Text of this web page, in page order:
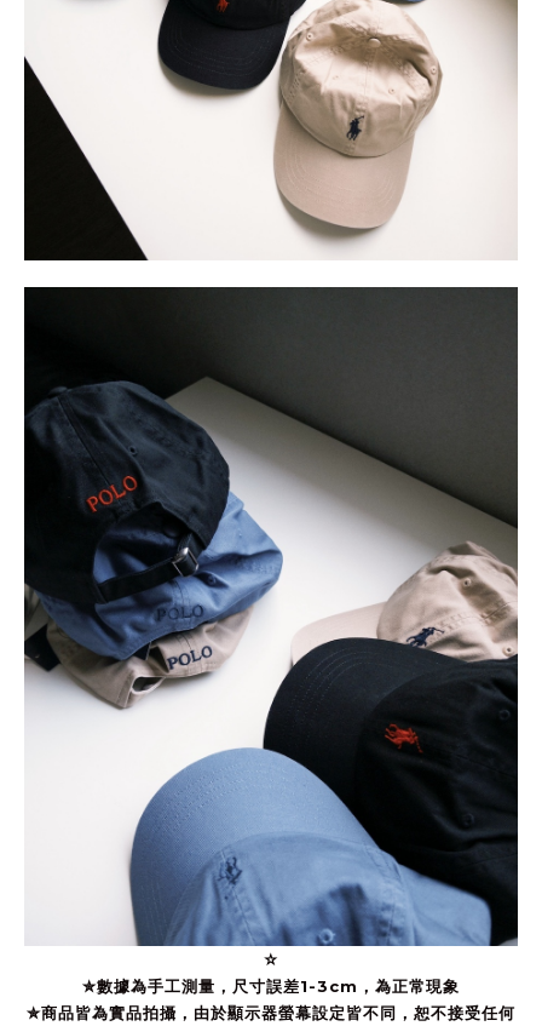
☆
✮數據為手工測量，尺寸誤差1-3cm，為正常現象
✮商品皆為實品拍攝， 由於顯示器螢幕設定皆不同，恕不接受任何